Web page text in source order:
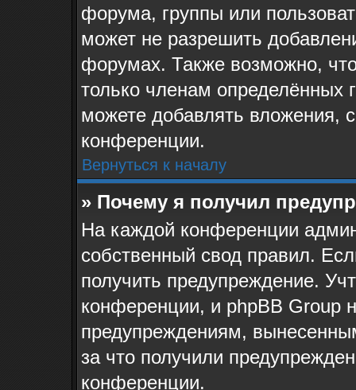
форума, группы или
может не разрешить
форумах. Также возможно,
только членам определённых
можете добавлять вложения,
конференции.
Вернуться к началу
» Почему я получил
На каждой конференции
собственный свод правил.
получить предупреждение.
конференции, и phpBB Group
предупреждениям,
за что получили
конференции.